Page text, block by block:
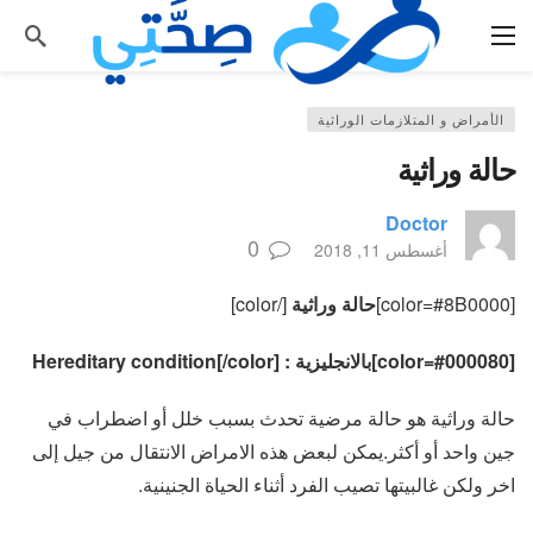
الأمراض و المتلازمات الوراثية
حالة وراثية
Doctor
أغسطس 11, 2018 0
[color=#8B0000] حالة وراثية [/color]
[color=#000080]بالانجليزية : Hereditary condition[/color]
حالة وراثية هو حالة مرضية تحدث بسبب خلل أو اضطراب في
جين واحد أو أكثر.يمكن لبعض هذه الامراض الانتقال من جيل إلى
اخر ولكن غالبيتها تصيب الفرد أثناء الحياة الجنينية.